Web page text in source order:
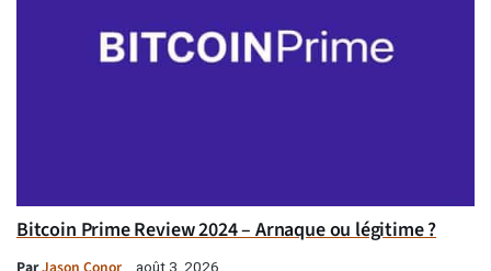
Bitcoin Prime Review 2024 – Arnaque ou légitime ?
août 3, 2026